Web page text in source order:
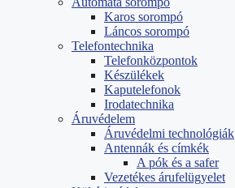
Karos sorompó
Láncos sorompó
Telefontechnika
Telefonközpontok
Készülékek
Kaputelefonok
Irodatechnika
Áruvédelem
Áruvédelmi technológiák
Antennák és címkék
A pók és a safer
Vezetékes árufelügyelet